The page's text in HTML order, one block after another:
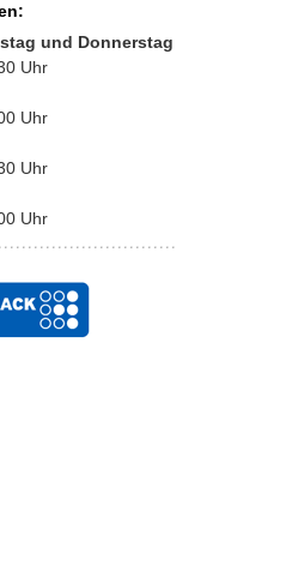
und Donnerstag
Uhr
Uhr
Uhr
Uhr